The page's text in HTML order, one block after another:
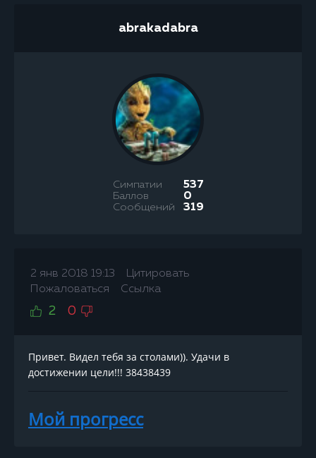
abrakadabra
Симпатии 537
Баллов 0
Сообщений 319
2 янв 2018 19:13
Цитировать
Пожаловаться
Ссылка
2 0
Привет. Видел тебя за столами)). Удачи в
достижении цели!!! 38438439
Мой прогресс